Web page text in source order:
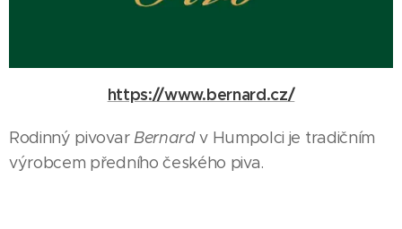
https://www.bernard.cz/
Rodinný pivovarBernardv Humpolci je tradičním
výrobcem předního českého piva.